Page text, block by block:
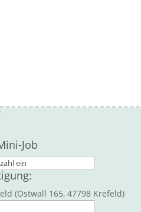
Job
(Ostwall 165, 47798 Krefeld)